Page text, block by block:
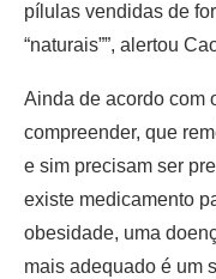
pílulas vendidas de
“naturais””, alertou
Ainda de acordo com
compreender, que
e sim precisam ser
existe medicamento
obesidade, uma
mais adequado é um